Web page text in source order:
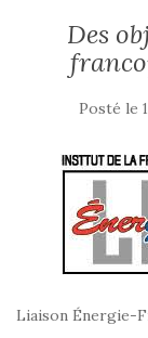
Des
Posté le
Liaison Énergie-